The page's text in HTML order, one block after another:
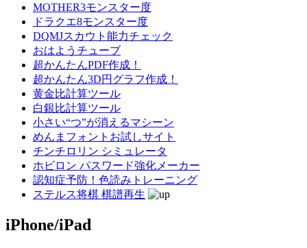
MOTHER3モンスター度
ドラクエ8モンスター度
DQMJスカウト能力チェック
おはようチューブ
超かんたんPDF作成！
超かんたん3D円グラフ作成！
黄金比計算ツール
白銀比計算ツール
小さい“つ”が消えるマシーン
めんまフォントお試しサイト
チンチロリン シミュレータ
ホビロン パスワード強化メーカー
認知症予防！色読みトレーニング
ステルス将棋 棋譜再生
iPhone/iPad